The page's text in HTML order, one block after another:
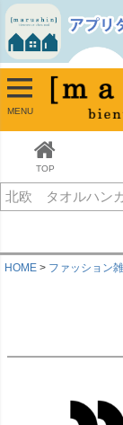
MENU
TOP
並び順
新着順
古い順
価格が安
価格が高
キーワー
HOME ファッション